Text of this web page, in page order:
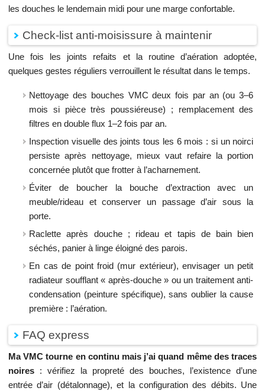
les douches le lendemain midi pour une marge confortable.
Check-list anti-moisissure à maintenir
Une fois les joints refaits et la routine d’aération adoptée,
quelques gestes réguliers verrouillent le résultat dans le temps.
Nettoyage des bouches VMC deux fois par an (ou 3–6
mois si pièce très poussiéreuse) ; remplacement des
filtres en double flux 1–2 fois par an.
Inspection visuelle des joints tous les 6 mois : si un noirci
persiste après nettoyage, mieux vaut refaire la portion
concernée plutôt que frotter à l’acharnement.
Éviter de boucher la bouche d’extraction avec un
meuble/rideau et conserver un passage d’air sous la
porte.
Raclette après douche ; rideau et tapis de bain bien
séchés, panier à linge éloigné des parois.
En cas de point froid (mur extérieur), envisager un petit
radiateur soufflant « après-douche » ou un traitement anti-
condensation (peinture spécifique), sans oublier la cause
première : l’aération.
FAQ express
Ma VMC tourne en continu mais j’ai quand même des traces
noires: vérifiez la propreté des bouches, l’existence d’une
entrée d’air (détalonnage), et la configuration des débits. Une